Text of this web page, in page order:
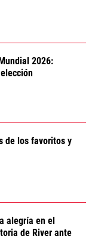
2026:
de los favoritos y
alegría en el
de River ante